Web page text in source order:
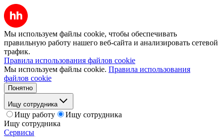
Мы используем файлы cookie, чтобы обеспечивать
правильную работу нашего веб-сайта и анализировать сетевой
трафик.
Правила использования файлов cookie
Мы используем файлы cookie. Правила использования
файлов cookie
Понятно
Ищу сотрудника
Ищу работу
Ищу сотрудника
Ищу сотрудника
Сервисы